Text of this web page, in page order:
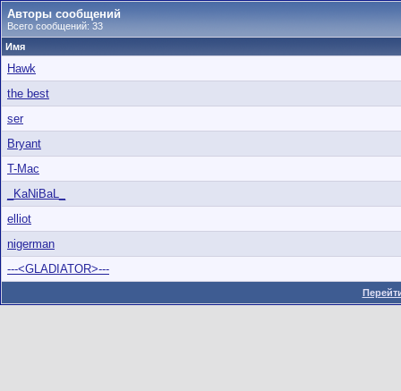
Авторы сообщений
Всего сообщений: 33
Имя
Hawk
the best
ser
Bryant
T-Mac
_KaNiBaL_
elliot
nigerman
---<GLADIATOR>---